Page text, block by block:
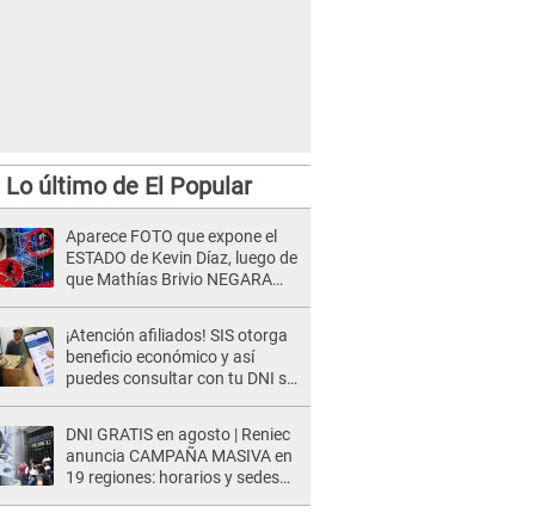
Lo último de El Popular
Aparece FOTO que expone el
ESTADO de Kevin Díaz, luego de
que Mathías Brivio NEGARA
¡Atención afiliados! SIS otorga
beneficio económico y así
puedes consultar con tu DNI si
DNI GRATIS en agosto | Reniec
anuncia CAMPAÑA MASIVA en
19 regiones: horarios y sedes